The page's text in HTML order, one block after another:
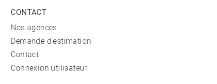
CONTACT
Nos agences
Demande d'estimation
Contact
Connexion utilisateur